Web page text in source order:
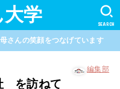
学 SEARCH
さんの笑顔をつなげています
編集部
を訪ねて